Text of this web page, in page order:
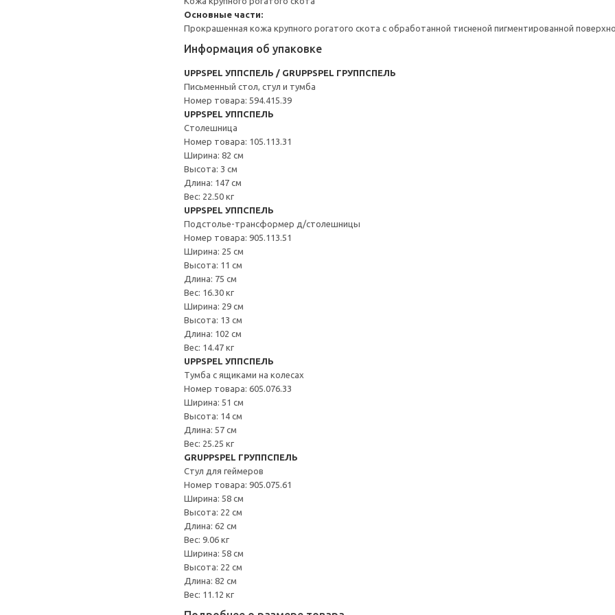
Основные части:
Прокрашенная кожа крупного рогатого скота с обработанной тисненой пигментированной
Информация об упаковке
UPPSPEL УППСПЕЛЬ / GRUPPSPEL ГРУППСПЕЛЬ
Письменный стол, стул и тумба
Номер товара: 594.415.39
UPPSPEL УППСПЕЛЬ
Столешница
Номер товара: 105.113.31
Ширина: 82 см
Высота: 3 см
Длина: 147 см
Вес: 22.50 кг
UPPSPEL УППСПЕЛЬ
Подстолье-трансформер д/столешницы
Номер товара: 905.113.51
Ширина: 25 см
Высота: 11 см
Длина: 75 см
Вес: 16.30 кг
Ширина: 29 см
Высота: 13 см
Длина: 102 см
Вес: 14.47 кг
UPPSPEL УППСПЕЛЬ
Тумба с ящиками на колесах
Номер товара: 605.076.33
Ширина: 51 см
Высота: 14 см
Длина: 57 см
Вес: 25.25 кг
GRUPPSPEL ГРУППСПЕЛЬ
Стул для геймеров
Номер товара: 905.075.61
Ширина: 58 см
Высота: 22 см
Длина: 62 см
Вес: 9.06 кг
Ширина: 58 см
Высота: 22 см
Длина: 82 см
Вес: 11.12 кг